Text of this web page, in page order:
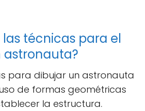
las técnicas para el
astronauta?
para dibujar un astronauta
de formas geométricas
la estructura.